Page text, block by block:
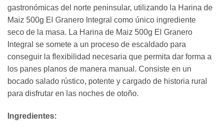
gastronómicas del norte peninsular, utilizando la Harina de
Maiz 500g El Granero Integral como único ingrediente
seco de la masa. La Harina de Maiz 500g El Granero
Integral se somete a un proceso de escaldado para
conseguir la flexibilidad necesaria que permita dar forma a
los panes planos de manera manual. Consiste en un
bocado salado rústico, potente y cargado de historia rural
para disfrutar en las noches de otoño.
Ingredientes: